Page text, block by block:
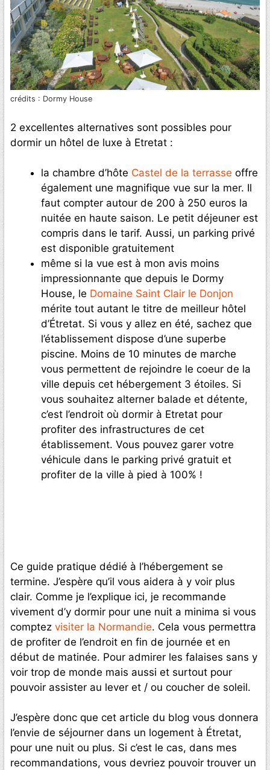
crédits : Dormy House
2 excellentes alternatives sont possibles pour
dormir un hôtel de luxe à Etretat :
la chambre d’hôte Castel de la terrasse offre
également une magnifique vue sur la mer. Il
faut compter autour de 200 à 250 euros la
nuitée en haute saison. Le petit déjeuner est
compris dans le tarif. Aussi, un parking privé
est disponible gratuitement
même si la vue est à mon avis moins
impressionnante que depuis le Dormy
House, le Domaine Saint Clair le Donjon
mérite tout autant le titre de meilleur hôtel
d’Étretat. Si vous y allez en été, sachez que
l’établissement dispose d’une superbe
piscine. Moins de 10 minutes de marche
vous permettent de rejoindre le coeur de la
ville depuis cet hébergement 3 étoiles. Si
vous souhaitez alterner balade et détente,
c’est l’endroit où dormir à Etretat pour
profiter des infrastructures de cet
établissement. Vous pouvez garer votre
véhicule dans le parking privé gratuit et
profiter de la ville à pied à 100% !
Ce guide pratique dédié à l’hébergement se
termine. J’espère qu’il vous aidera à y voir plus
clair. Comme je l’explique ici, je recommande
vivement d’y dormir pour une nuit a minima si vous
comptez visiter la Normandie. Cela vous permettra
de profiter de l’endroit en fin de journée et en
début de matinée. Pour admirer les falaises sans y
voir trop de monde mais aussi et surtout pour
pouvoir assister au lever et / ou coucher de soleil.
J’espère donc que cet article du blog vous donnera
l’envie de séjourner dans un logement à Étretat,
pour une nuit ou plus. Si c’est le cas, dans mes
recommandations, vous devriez pouvoir trouver un